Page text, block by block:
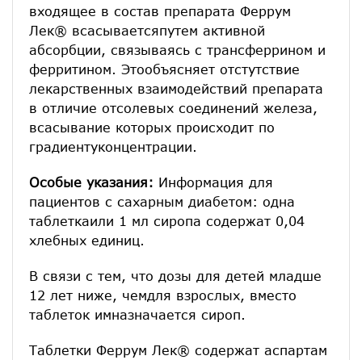
входящее в состав препарата Феррум
Лек® всасываетсяпутем активной
абсорбции, связываясь с трансферрином и
ферритином. Этообъясняет отстутствие
лекарственных взаимодействий препарата
в отличие отсолевых соединений железа,
всасывание которых происходит по
градиентуконцентрации.
Особые указания: Информация для
пациентов с сахарным диабетом: одна
таблеткаили 1 мл сиропа содержат 0,04
хлебных единиц.
В связи с тем, что дозы для детей младше
12 лет ниже, чемдля взрослых, вместо
таблеток имназначается сироп.
Таблетки Феррум Лек® содержат аспартам